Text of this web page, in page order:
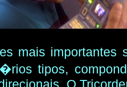
mais
tipos,
O